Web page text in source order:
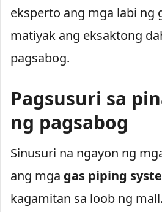
eksperto ang mga labi ng
matiyak ang eksaktong
pagsabog.
Pagsusuri sa
ng pagsabog
Sinusuri na ngayon ng
ang mga gas piping
kagamitan sa loob ng